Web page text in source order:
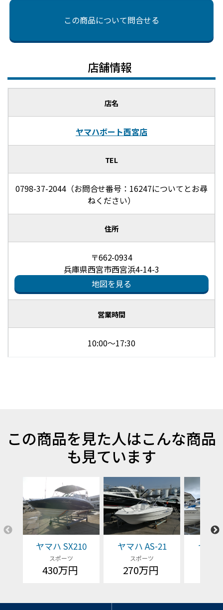
この商品について問合せる
店舗情報
店名
ヤマハボート西宮店
TEL
0798-37-2044（お問合せ番号：16247についてとお尋
ねください）
住所
〒662-0934
兵庫県西宮市西宮浜4-14-3
地図を見る
営業時間
10:00～17:30
この商品を見た人はこんな商品
も見ています
ヤマハ SX210
スポーツ
430万円
ヤマハ AS-21
スポーツ
270万円
ヤマ